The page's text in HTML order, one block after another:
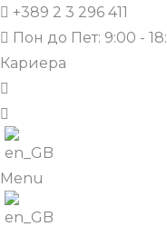
+389 2 3 296 411
Пон до Пет: 9:00 -
Кариера
Menu